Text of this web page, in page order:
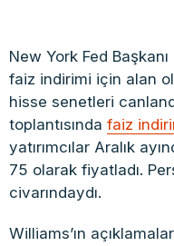
New York Fed
faiz indirimi için alan
hisse senetleri
toplantısında faiz
yatırımcılar Aralık
75 olarak fiyatladı.
civarındaydı.
Williams’ın